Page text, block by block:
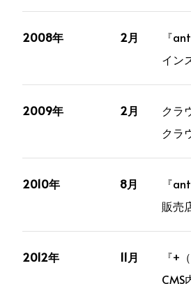
2008年 2月
『
イン
2009年 2月
クラ
クラ
2010年 8月
『
販売
2012年 11月
『+
CMS